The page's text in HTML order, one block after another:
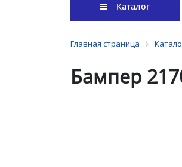
Каталог
Главная страница
Бампер